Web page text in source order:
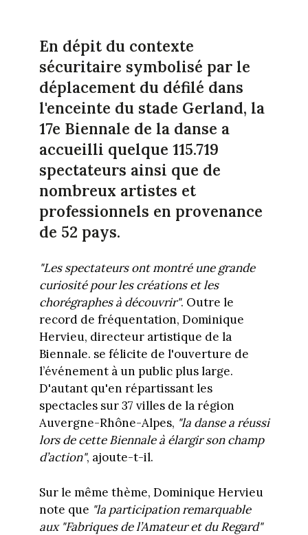
En dépit du contexte
sécuritaire symbolisé par le
déplacement du défilé dans
l'enceinte du stade Gerland, la
17e Biennale de la danse a
accueilli quelque 115.719
spectateurs ainsi que de
nombreux artistes et
professionnels en provenance
de 52 pays.
"Les spectateurs ont montré une grande
curiosité pour les créations et les
chorégraphes à découvrir". Outre le
record de fréquentation, Dominique
Hervieu, directeur artistique de la
Biennale. se félicite de l'ouverture de
l’événement à un public plus large.
D'autant qu'en répartissant les
spectacles sur 37 villes de la région
Auvergne-Rhône-Alpes, "la danse a réussi
lors de cette Biennale à élargir son champ
d’action", ajoute-t-il.
Sur le même thème, Dominique Hervieu
note que "la participation remarquable
aux "Fabriques de l’Amateur et du Regard"